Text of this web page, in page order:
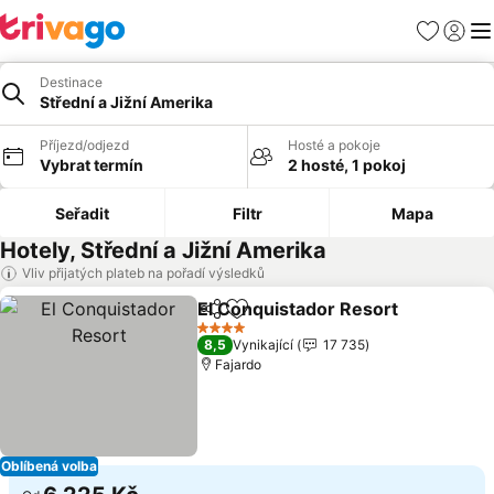
Oblíbené
Destinace
Střední a Jižní Amerika
Příjezd/odjezd
Vybrat termín
Hosté a pokoje
2 hosté, 1 pokoj
Seřadit Filtr Mapa
Hotely, Střední a Jižní Amerika
Vliv přijatých plateb na pořadí výsledků
Oblíbená volba
SdíletPřidat na seznam oblíbených
El Conquistador Resort
4 Počet hvězdiček
8,5 Vynikající
17 735
Fajardo